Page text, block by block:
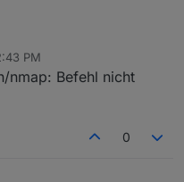
befehl
PM
nmap: Befehl nicht
0